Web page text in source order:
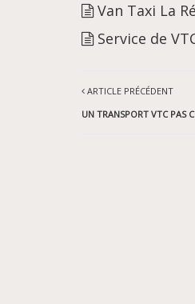
Van Taxi La
Service de
ARTICLE PRÉCÉDENT
UN TRANSPORT VTC PAS